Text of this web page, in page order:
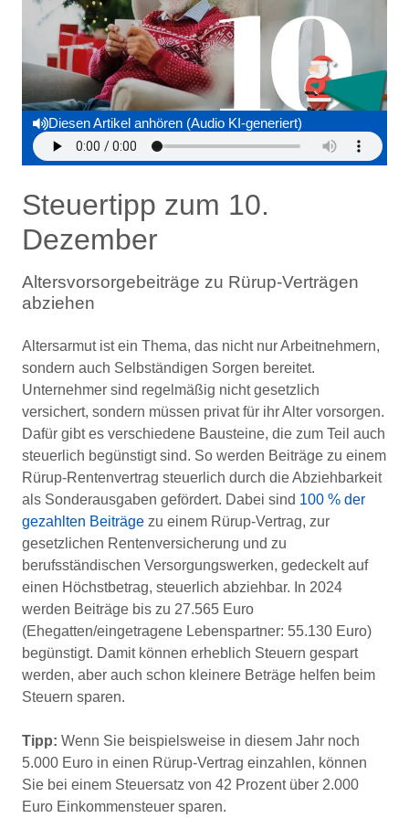
Diesen Artikel anhören (Audio KI-generiert)
Steuertipp zum 10.
Dezember
Altersvorsorgebeiträge zu Rürup-Verträgen
abziehen
Altersarmut ist ein Thema, das nicht nur Arbeitnehmern,
sondern auch Selbständigen Sorgen bereitet.
Unternehmer sind regelmäßig nicht gesetzlich
versichert, sondern müssen privat für ihr Alter vorsorgen.
Dafür gibt es verschiedene Bausteine, die zum Teil auch
steuerlich begünstigt sind. So werden Beiträge zu einem
Rürup-Rentenvertrag steuerlich durch die Abziehbarkeit
als Sonderausgaben gefördert. Dabei sind 100 % der
gezahlten Beiträge zu einem Rürup-Vertrag, zur
gesetzlichen Rentenversicherung und zu
berufsständischen Versorgungswerken, gedeckelt auf
einen Höchstbetrag, steuerlich abziehbar. In 2024
werden Beiträge bis zu 27.565 Euro
(Ehegatten/eingetragene Lebenspartner: 55.130 Euro)
begünstigt. Damit können erheblich Steuern gespart
werden, aber auch schon kleinere Beträge helfen beim
Steuern sparen.
Tipp: Wenn Sie beispielsweise in diesem Jahr noch
5.000 Euro in einen Rürup-Vertrag einzahlen, können
Sie bei einem Steuersatz von 42 Prozent über 2.000
Euro Einkommensteuer sparen.